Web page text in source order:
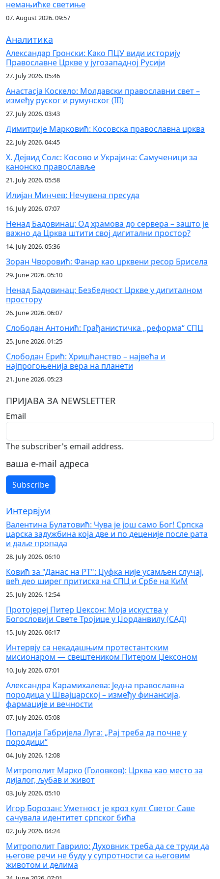
немањићке светиње
07. August 2026. 09:57
Аналитика
Александар Гронски: Како ПЦУ види историју
Православне Цркве у југозападној Русији
27. July 2026. 05:46
Анастасја Коскело: Молдавски православни свет –
између руског и румунског (III)
27. July 2026. 03:43
Димитрије Марковић: Косовска православна црква
22. July 2026. 04:45
Х. Дејвид Солс: Косово и Украјина: Самученици за
канонско православље
21. July 2026. 05:58
Илијан Минчев: Нечувена пресуда
16. July 2026. 07:07
Ненад Бадовинац: Од храмова до сервера – зашто је
важно да Црква штити свој дигитални простор?
14. July 2026. 05:36
Зоран Чворовић: Фанар као црквени ресор Брисела
29. June 2026. 05:10
Ненад Бадовинац: Безбедност Цркве у дигиталном
простору
26. June 2026. 06:07
Слободан Антонић: Грађанистичка „реформа“ СПЦ
25. June 2026. 01:25
Слободан Ерић: Хришћанство – највећа и
најпрогоњенија вера на планети
21. June 2026. 05:23
ПРИЈАВА ЗА NEWSLETTER
Email
The subscriber's email address.
ваша е-mail адреса
Интервјуи
Валентина Булатовић: Чува је још само Бог! Српска
царска задужбина која две и по деценије после рата
и даље пропада
28. July 2026. 06:10
Ковић за "Данас на РТ": Џуфка није усамљен случај,
већ део ширег притиска на СПЦ и Србе на КиМ
25. July 2026. 12:54
Протојереј Питер Џексон: Моја искуства у
Богословији Свете Тројице у Џорданвилу (САД)
15. July 2026. 06:17
Интервју са некадашњим протестантским
мисионаром — свештеником Питером Џексоном
10. July 2026. 07:01
Александра Карамихалева: Једна православна
породица у Швајцарској – између финансија,
фармације и вечности
07. July 2026. 05:08
Попадија Габријела Луга: „Рај треба да почне у
породици“
04. July 2026. 12:08
Митрополит Марко (Головков): Црква као место за
дијалог, љубав и живот
03. July 2026. 05:10
Игор Борозан: Уметност је кроз култ Светог Саве
сачувала идентитет српског бића
02. July 2026. 04:24
Митрополит Гаврило: Духовник треба да се труди да
његове речи не буду у супротности са његовим
животом и делима